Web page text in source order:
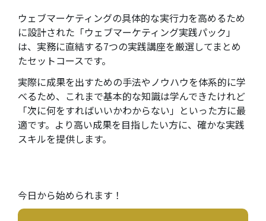
ウェブマーケティングの具体的な実行力を高めるため
に設計された「ウェブマーケティング実践パック」
は、実務に直結する7つの実践講座を厳選してまとめ
たセットコースです。
実際に成果を出すための手法やノウハウを体系的に学
べるため、これまで基本的な知識は学んできたけれど
「次に何をすればいいかわからない」といった方に最
適です。より高い成果を目指したい方に、確かな実践
スキルを提供します。
今日から始められます！